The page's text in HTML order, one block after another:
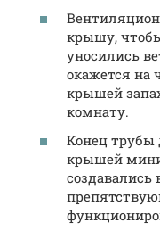
крышу,
уносились
окажется на
крышей
комнату.
Конец трубы
крышей